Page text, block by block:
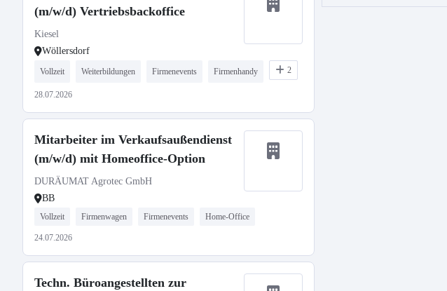
(m/w/d) Vertriebsbackoffice
Kiesel
Wöllersdorf
Vollzeit Weiterbildungen Firmenevents Firmenhandy 2
28.07.2026
Mitarbeiter im Verkaufsaußendienst
(m/w/d) mit Homeoffice-Option
DURÄUMAT Agrotec GmbH
BB
Vollzeit Firmenwagen Firmenevents Home-Office
24.07.2026
Techn. Büroangestellten zur